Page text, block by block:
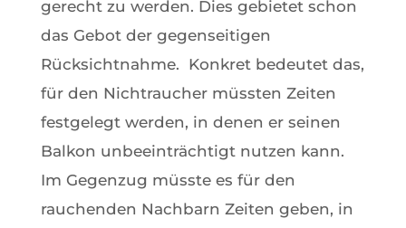
gerecht zu werden. Dies gebietet schon
das Gebot der gegenseitigen
Rücksichtnahme. Konkret bedeutet das,
für den Nichtraucher müssten Zeiten
festgelegt werden, in denen er seinen
Balkon unbeeinträchtigt nutzen kann.
Im Gegenzug müsste es für den
rauchenden Nachbarn Zeiten geben, in